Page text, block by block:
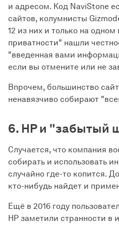
и адресом. Код NaviStone
сайтов, колумнисты
12 из них и только на
приватности" нашли
"введенная вами
если вы отмените или не
Впрочем, большинство
ненавязчиво собирают
6. HP и "забытый
Случается, что компания
собирать и использовать
случайно где-то копится.
кто-нибудь найдет и
Ещё в 2016 году
HP заметили странности в